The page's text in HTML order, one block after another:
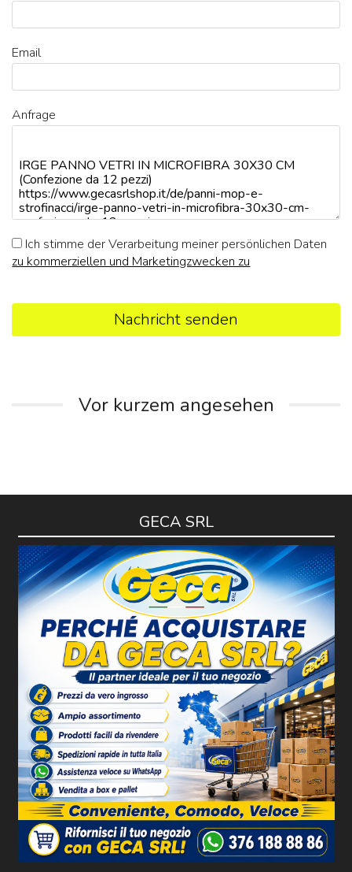
Email
Anfrage
Ich stimme der Verarbeitung meiner persönlichen Daten
zu kommerziellen und Marketingzwecken zu
Nachricht senden
Vor kurzem angesehen
GECA SRL